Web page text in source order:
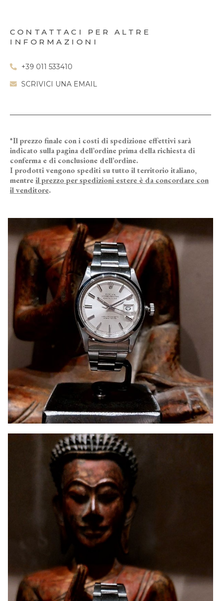
CONTATTACI PER ALTRE
INFORMAZIONI
+39 011 533410
SCRIVICI UNA EMAIL
*Il prezzo finale con i costi di spedizione effettivi sarà
indicato sulla pagina dell’ordine prima della richiesta di
conferma e di conclusione dell’ordine.
I prodotti vengono spediti su tutto il territorio italiano,
mentre il prezzo per spedizioni estere è da concordare con
il venditore.